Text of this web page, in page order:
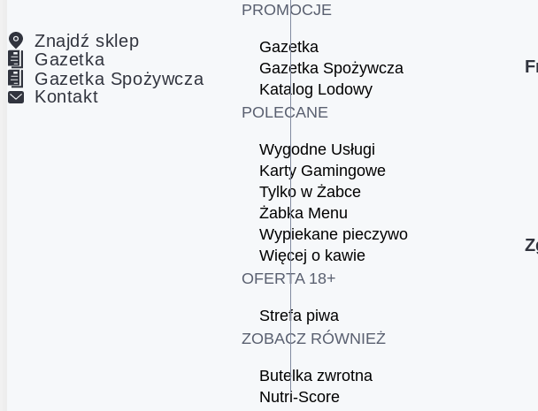
Znajdź sklep
Gazetka
Gazetka Spożywcza
Kontakt
PROMOCJE
Gazetka
Gazetka Spożywcza
Katalog Lodowy
POLECANE
Wygodne Usługi
Karty Gamingowe
Tylko w Żabce
Żabka Menu
Wypiekane pieczywo
Więcej o kawie
OFERTA 18+
Strefa piwa
ZOBACZ RÓWNIEŻ
Butelka zwrotna
Nutri-Score